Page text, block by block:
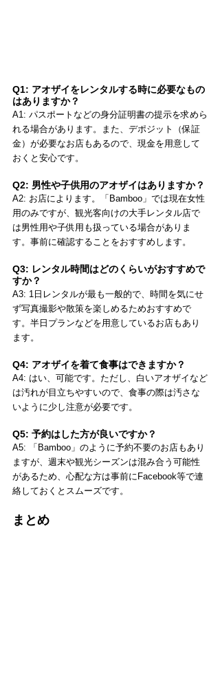
Q1: アオザイをレンタルする時に必要なもの
はありますか？
A1: パスポートなどの身分証明書の提示を求めら
れる場合があります。また、デポジット（保証
金）が必要なお店もあるので、現金を用意して
おくと安心です。
Q2: 男性や子供用のアオザイはありますか？
A2: お店によります。「Bamboo」では現在女性
用のみですが、観光客向けの大手レンタル店で
は男性用や子供用も扱っている場合がありま
す。事前に確認することをおすすめします。
Q3: レンタル時間はどのくらいがおすすめで
すか？
A3: 1日レンタルが最も一般的で、時間を気にせ
ず写真撮影や散策を楽しめるためおすすめで
す。半日プランなどを用意しているお店もあり
ます。
Q4: アオザイを着て食事はできますか？
A4: はい、可能です。ただし、白いアオザイなど
は汚れが目立ちやすいので、食事の際は汚さな
いように少し注意が必要です。
Q5: 予約はした方が良いですか？
A5: 「Bamboo」のように予約不要のお店もあり
ますが、週末や観光シーズンは混み合う可能性
があるため、心配な方は事前にFacebook等で連
絡しておくとスムーズです。
まとめ